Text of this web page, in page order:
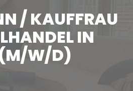
/ KAUFFRAU
IN
(M/W/D)